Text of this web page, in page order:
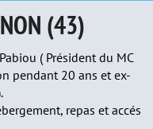
(43)
( Président du MC
pendant 20 ans et ex-
repas et accés